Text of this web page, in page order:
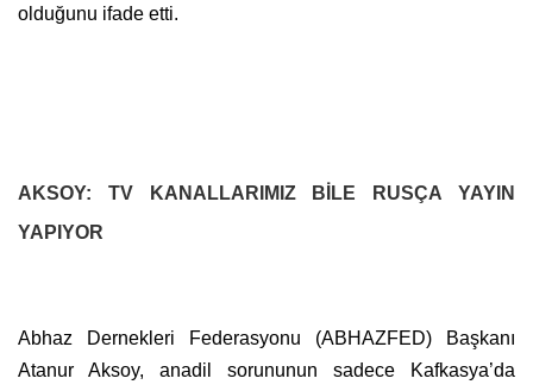
olduğunu ifade etti.
AKSOY: TV KANALLARIMIZ BİLE RUSÇA YAYIN
YAPIYOR
Abhaz Dernekleri Federasyonu (ABHAZFED) Başkanı
Atanur Aksoy, anadil sorununun sadece Kafkasya’da